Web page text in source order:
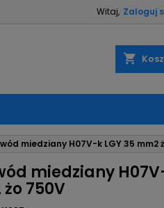
Witaj, Zaloguj
shopping_cart
miedziany H07V-k LGY 35 mm2
miedziany
750V